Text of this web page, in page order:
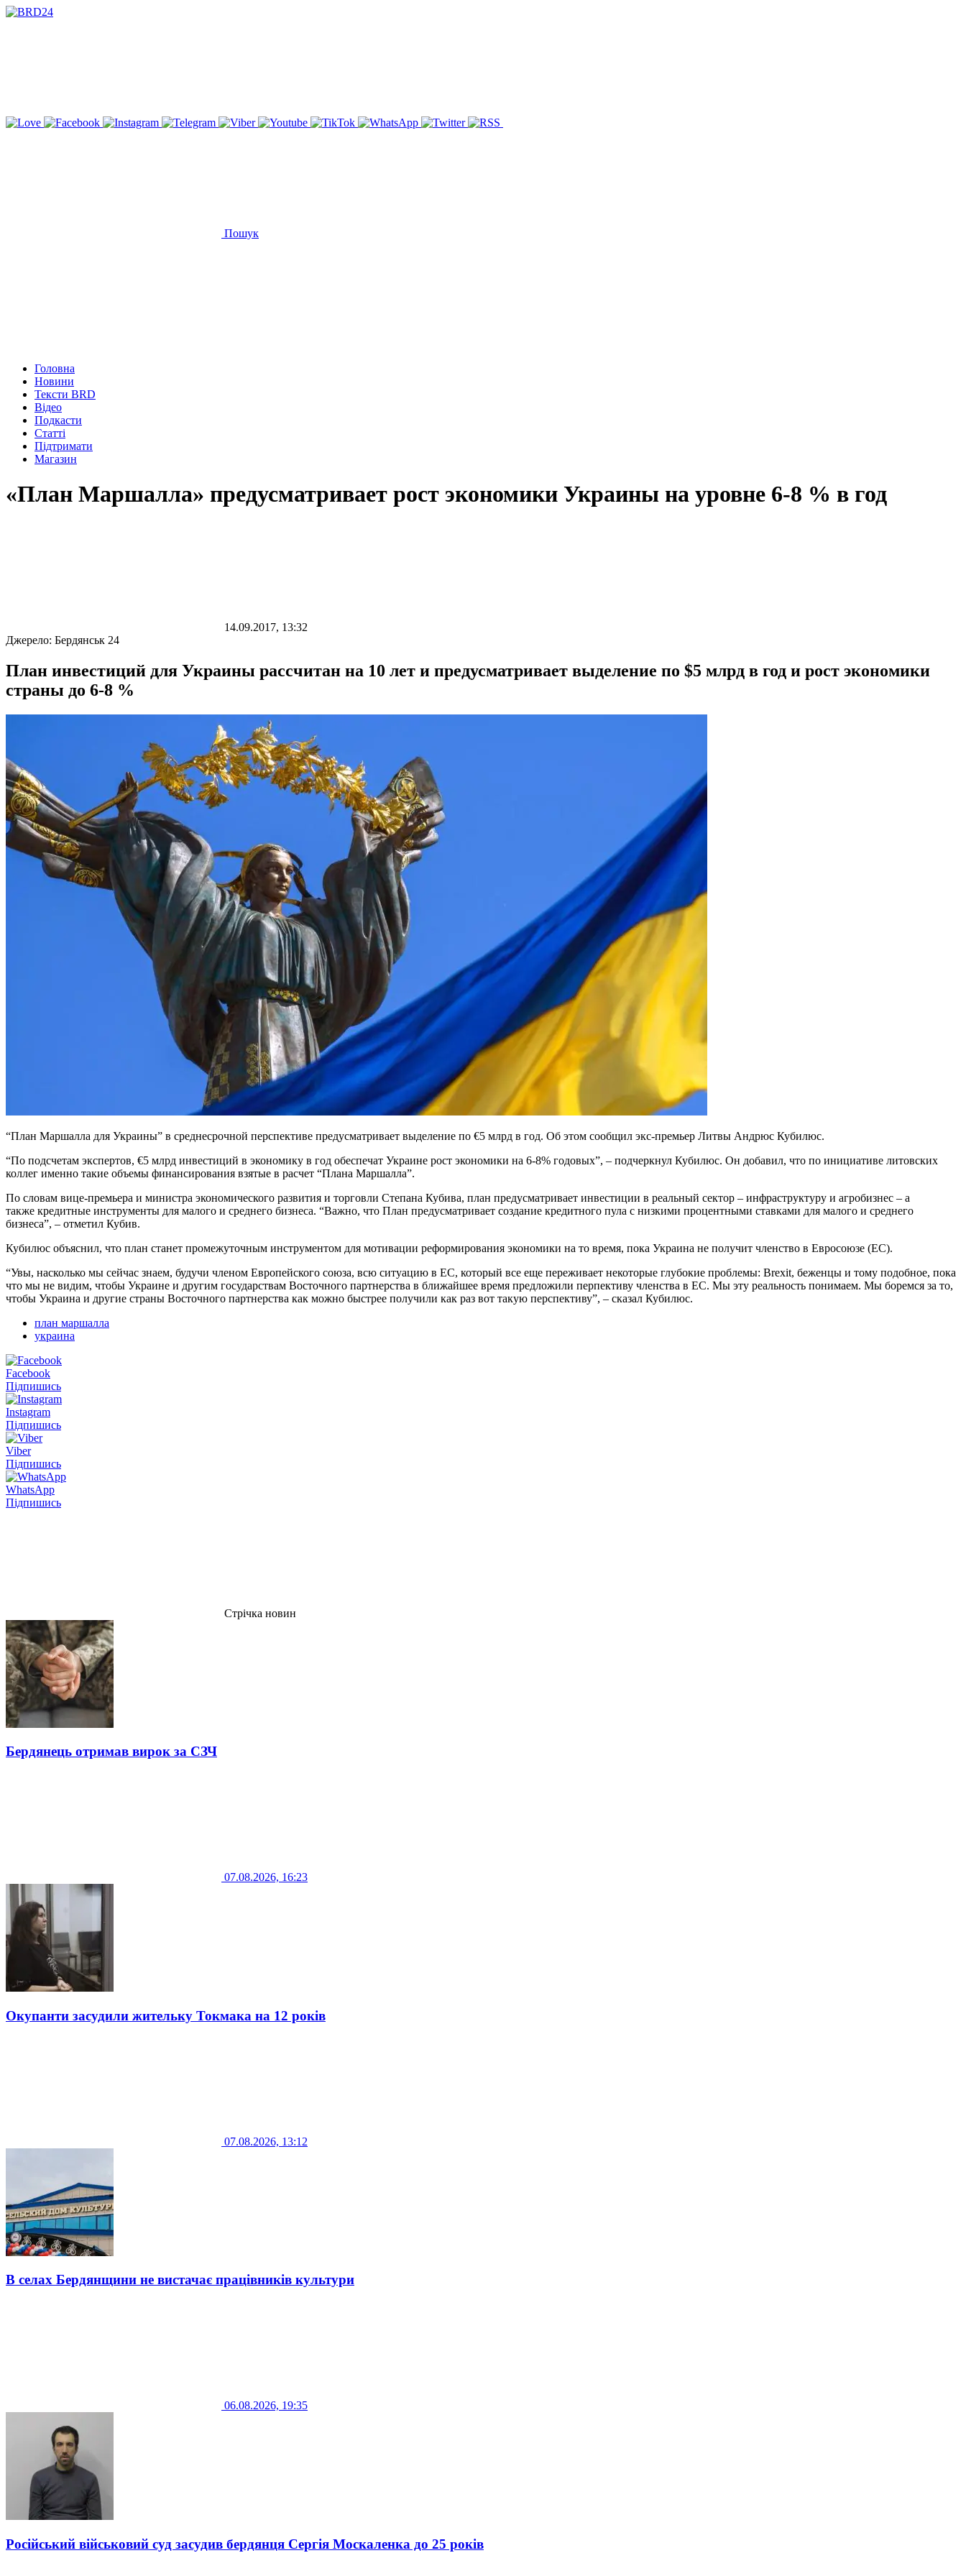
Пошук
Головна
Новини
Тексти BRD
Відео
Подкасти
Статті
Підтримати
Магазин
«План Маршалла» предусматривает рост экономики Украины на уровне 6-8 % в год
14.09.2017, 13:32
Джерело: Бердянськ 24
План инвестиций для Украины рассчитан на 10 лет и предусматривает выделение по $5 млрд в год и рост экономики
страны до 6-8 %
“План Маршалла для Украины” в среднесрочной перспективе предусматривает выделение по €5 млрд в год. Об этом сообщил экс-премьер Литвы Андрюс Кубилюс.
“По подсчетам экспертов, €5 млрд инвестиций в экономику в год обеспечат Украине рост экономики на 6-8% годовых”, – подчеркнул Кубилюс. Он добавил, что по инициативе литовских
коллег именно такие объемы финансирования взятые в расчет “Плана Маршалла”.
По словам вице-премьера и министра экономического развития и торговли Степана Кубива, план предусматривает инвестиции в реальный сектор – инфраструктуру и агробизнес – а
также кредитные инструменты для малого и среднего бизнеса. “Важно, что План предусматривает создание кредитного пула с низкими процентными ставками для малого и среднего
бизнеса”, – отметил Кубив.
Кубилюс объяснил, что план станет промежуточным инструментом для мотивации реформирования экономики на то время, пока Украина не получит членство в Евросоюзе (ЕС).
“Увы, насколько мы сейчас знаем, будучи членом Европейского союза, всю ситуацию в ЕС, который все еще переживает некоторые глубокие проблемы: Brexit, беженцы и тому подобное, пока
что мы не видим, чтобы Украине и другим государствам Восточного партнерства в ближайшее время предложили перпективу членства в ЕС. Мы эту реальность понимаем. Мы боремся за то,
чтобы Украина и другие страны Восточного партнерства как можно быстрее получили как раз вот такую перспективу”, – сказал Кубилюс.
план маршалла
украина
Facebook
Підпишись
Instagram
Підпишись
Viber
Підпишись
WhatsApp
Підпишись
Стрічка новин
Бердянець отримав вирок за СЗЧ
07.08.2026, 16:23
Окупанти засудили жительку Токмака на 12 років
07.08.2026, 13:12
В селах Бердянщини не вистачає працівників культури
06.08.2026, 19:35
Російський військовий суд засудив бердянця Сергія Москаленка до 25 років